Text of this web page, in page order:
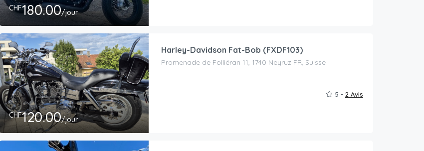
CHF180.00/jour
CHF120.00/jour
Harley-Davidson Fat-Bob (FXDF103)
Promenade de Folliéran 11, 1740 Neyruz FR, Suisse
5 - 2 Avis